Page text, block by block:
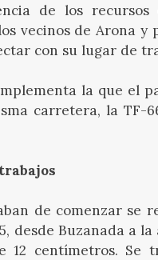
de los recursos
vecinos de Arona
con su lugar de
la que el
carretera, la TF-
de comenzar se
desde Buzanada a
12 centímetros. Se